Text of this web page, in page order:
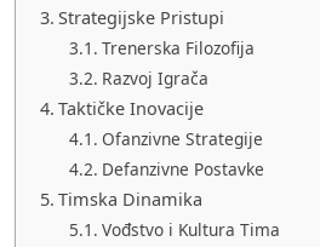
Strategijske Pristupi
Trenerska Filozofija
Razvoj Igrača
Taktičke Inovacije
Ofanzivne Strategije
Defanzivne Postavke
Timska Dinamika
Vođstvo i Kultura Tima